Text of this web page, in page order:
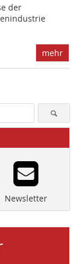
der
mehr
Newsletter